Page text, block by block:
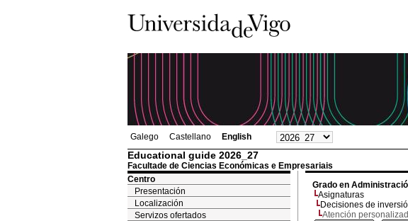
Galego Castellano English
Educational guide 2026_27
Facultade de Ciencias Económicas e Empresariais
Centro
Presentación
Localización
Servizos ofertados
Grado en
Asignaturas
Decisiones de
Atención